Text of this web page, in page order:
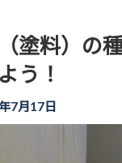
塗料）の
う！
7月17日